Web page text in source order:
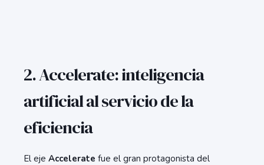
2. Accelerate: inteligencia
artificial al servicio de la
eficiencia
El eje Accelerate fue el gran protagonista del